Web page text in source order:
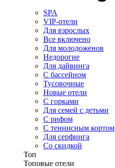
SPA
VIP-отели
Для взрослых
Все включено
Для молодоженов
Недорогие
Для дайвинга
С бассейном
Тусовочные
Новые отели
С горками
Для семей с детьми
С рифом
С теннисным кортом
Для серфинга
Со скидкой
Топ
Топовые отели